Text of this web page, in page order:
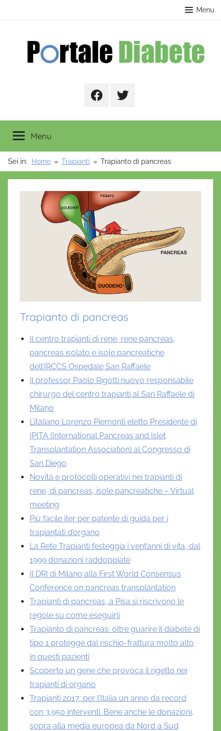
Menu
FacebookTwitter
Menu
Sei in: Home Trapianti Trapianto di pancreas
Trapianto di pancreas
Il centro trapianti di rene, rene pancreas,
pancreas isolato e isole pancreatiche
dell’IRCCS Ospedale San Raffaele
Il professor Paolo Rigotti nuovo responsabile
chirurgo del centro trapianti al San Raffaele di
Milano
L’italiano Lorenzo Piemonti eletto Presidente di
IPITA (International Pancreas and Islet
Transplantation Association) al Congresso di
San Diego
Novità e protocolli operativi nei trapianti di
rene, di pancreas, isole pancreatiche – Virtual
meeting
Più facile iter per patente di guida per i
trapiantati d’organo
La Rete Trapianti festeggia i vent’anni di vita, dal
1999 donazioni raddoppiate
Il DRI di Milano alla First World Consensus
Conference on pancreas transplantation
Trapianti di pancreas, a Pisa si riscrivono le
regole su come eseguirli
Trapianto di pancreas: oltre guarire il diabete di
tipo 1 protegge dal rischio-frattura molto alto
in questi pazienti
Scoperto un gene che provoca il rigetto nei
trapianti di organo
Trapianti 2017: per l’Italia un anno da record
con 3.950 interventi. Bene anche le donazioni,
sopra alla media europea da Nord a Sud